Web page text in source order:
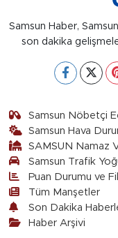
Samsun Haber,
son dakika
Samsun Nöbetçi
Samsun Hava
SAMSUN Namaz
Samsun Trafik
Puan Durumu ve
Tüm Manşetler
Son Dakika
Haber Arşivi